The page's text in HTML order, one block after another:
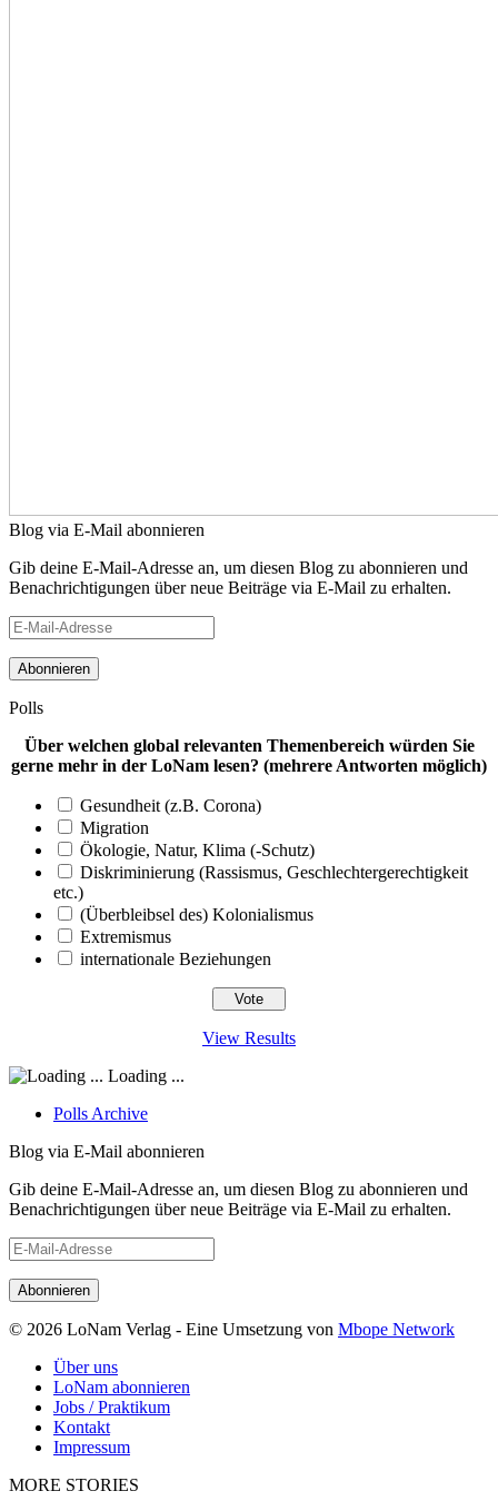
Blog via E-Mail abonnieren
Gib deine E-Mail-Adresse an, um diesen Blog zu abonnieren und
Benachrichtigungen über neue Beiträge via E-Mail zu erhalten.
E-
Adresse
Polls
Über welchen global relevanten Themenbereich würden Sie
gerne mehr in der LoNam lesen? (mehrere Antworten möglich)
Gesundheit (z.B. Corona)
Migration
Ökologie, Natur, Klima (-Schutz)
Diskriminierung (Rassismus, Geschlechtergerechtigkeit
etc.)
(Überbleibsel des) Kolonialismus
Extremismus
internationale Beziehungen
View Results
Loading ...
Polls Archive
Blog via E-Mail abonnieren
Gib deine E-Mail-Adresse an, um diesen Blog zu abonnieren und
Benachrichtigungen über neue Beiträge via E-Mail zu erhalten.
E-
Adresse
© 2026 LoNam Verlag - Eine Umsetzung von Mbope Network
Über uns
LoNam abonnieren
Jobs / Praktikum
Kontakt
Impressum
MORE STORIES